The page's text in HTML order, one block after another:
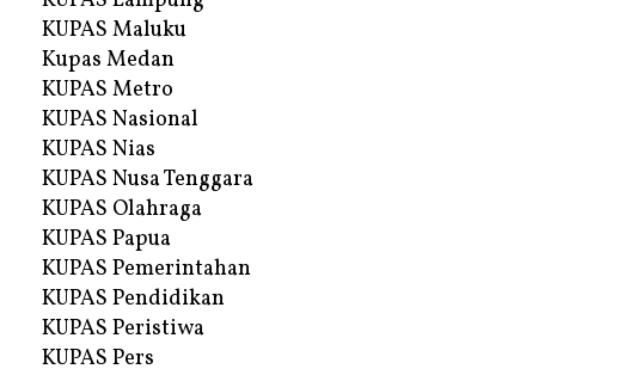
KUPAS Maluku
Kupas Medan
KUPAS Metro
KUPAS Nasional
KUPAS Nias
KUPAS Nusa Tenggara
KUPAS Olahraga
KUPAS Papua
KUPAS Pemerintahan
KUPAS Pendidikan
KUPAS Peristiwa
KUPAS Pers